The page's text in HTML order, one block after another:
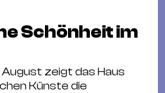
Schönheit im
zeigt das Haus
Künste die